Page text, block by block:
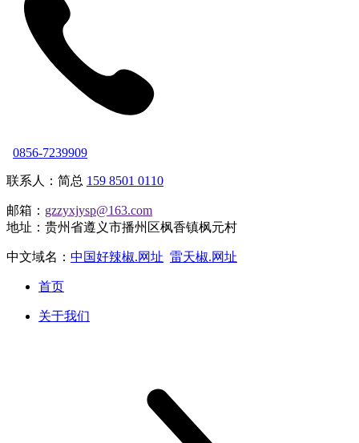
0856-7239909
联系人：简总 159 8501 0110
邮箱： gzzyxjysp@163.com
地址：贵州省遵义市播州区枫香镇枫元村
中文域名： 中国好辣椒.网址 雷天椒.网址
首页
关于我们